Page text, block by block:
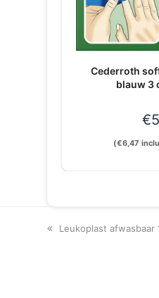
Cederroth
blauw 3
€
(€6,47
previous
Leukoplast afwasbaar